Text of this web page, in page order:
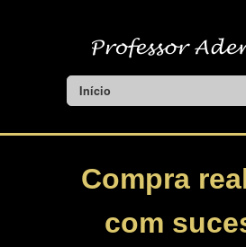
Início
Compra
com